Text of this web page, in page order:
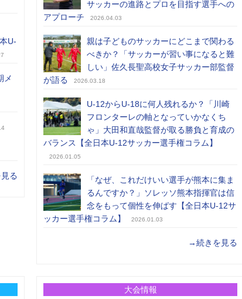
U-
メ
る
サッカーの進路とプロを目指す選手への
アプローチ
2026.04.03
親は子どものサッカーにどこまで関わる
べきか？「サッカーが習い事になると難
しい」佐久長聖高校女子サッカー部監督
が語る
2026.03.18
U-12からU-18に何人残れるか？「川崎
フロンターレの軸となっていかなくち
ゃ」大田和直哉監督が取る勝負と育成の
バランス【全日本U-12サッカー選手権コラム】
2026.01.05
「なぜ、これだけいい選手が熊本に集ま
るんですか？」ソレッソ熊本指揮官は信
念をもって個性を伸ばす【全日本U-12サ
ッカー選手権コラム】
2026.01.03
→続きを見る
大会情報